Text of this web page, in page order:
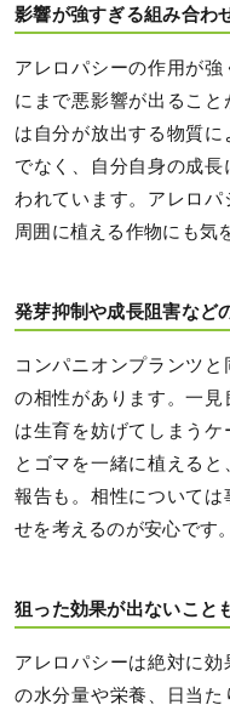
影響が強すぎる組み合わ
アレロパシーの作用が
にまで悪影響が出るこ
は自分が放出する物質
でなく、自分自身の成
われています。アレロパ
周囲に植える作物にも気
発芽抑制や成長阻害など
コンパニオンプランツ
の相性があります。一
は生育を妨げてしまう
とゴマを一緒に植える
報告も。相性について
せを考えるのが安心です。
狙った効果が出ないこと
アレロパシーは絶対に
の水分量や栄養、日当